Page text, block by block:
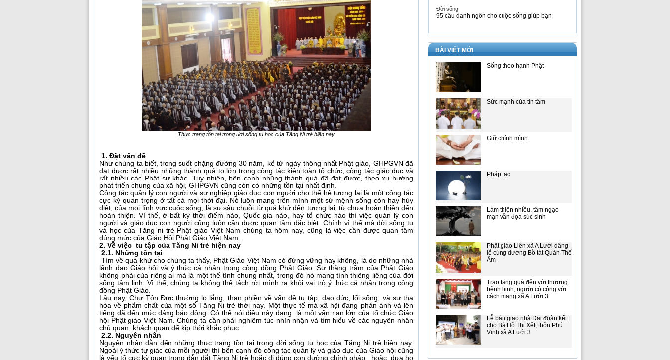
Thực trạng tồn tại trong đời sống tu học của Tăng Ni trẻ hiện nay
1. Đặt vấn đề
Như chúng ta biết, trong suốt chặng đường 30 năm, kể từ ngày thông nhất Phật giáo, GHPGVN đã
đạt được rất nhiều những thành quả to lớn trong công tác kiện toàn tổ chức, công tác giáo dục và
rất nhiều các Phật sự khác. Tuy nhiên, bên cạnh nhũng thành quả đã đạt được, theo xu hướng
phát triển chung của xã hội, GHPGVN cũng còn có những tồn tại nhất định.
Công tác quản lý con người và sự nghiệp giáo dục con người cho thế hệ tương lai là một công tác
cực kỳ quan trọng ở tất cả mọi thời đại. Nó luôn mang trên mình một sứ mệnh sống còn hay hủy
diệt, của mọi lĩnh vực cuộc sống, là sự sâu chuỗi từ quá khứ đến tương lai, từ chưa hoàn thiện đến
hoàn thiện. Vì thế, ở bất kỳ thời điểm nào, Quốc gia nào, hay tổ chức nào thì việc quản lý con
người và giáo dục con người cũng luôn cần được quan tâm đặc biệt. Chính vì thế mà đời sống tu
và học của Tăng ni trẻ Phật giáo Việt Nam chúng ta hôm nay, cũng là việc cần được quan tâm
đúng mức của Giáo Hội Phật Giáo Việt Nam.
2. Về việc tu tập của Tăng Ni trẻ hiện nay
2.1. Những tồn tại
Tìm về quá khứ cho chúng ta thấy, Phật Giáo Việt Nam có đứng vững hay không, là do những nhà
lãnh đạo Giáo hội và ý thức cá nhân trong cộng đồng Phật Giáo. Sự thăng trầm của Phật Giáo
không phải của riêng ai mà là một thể tính chung nhất, trong đó nó mang tính thiêng liêng của đời
sống tâm linh. Vì thế, chúng ta không thể tách rời mình ra khỏi vai trò ý thức cá nhân trong cộng
đồng Phật Giáo.
Lâu nay, Chư Tôn Đức thường lo lắng, than phiền về vấn đề tu tập, đạo đức, lối sống, và sự tha
hóa về phẩm chất của một số Tăng Ni trẻ thời nay. Một thực tế mà xã hội đang phản ánh và lên
tiếng đã đến mức đáng báo động. Có thể nói điều này đang là một vấn nạn lớn của tổ chức Giáo
hội Phật giáo Việt Nam. Chúng ta cần phải nghiêm túc nhìn nhận và tìm hiểu về các nguyên nhân
chủ quan, khách quan để kịp thời khắc phục.
2.2. Nguyên nhân
Nguyên nhân dẫn đến những thực trạng tồn tại trong đời sống tu học của Tăng Ni trẻ hiện nay.
Ngoài ý thức tự giác của mỗi người thì bên cạnh đó công tác quản lý và giáo dục của Giáo hội cũng
là yếu tố cực kỳ quan trọng dẫn dắt Tăng Ni trẻ hoặc đi đúng con đường chính pháp, hoặc đưa họ
Đời sống
95 câu danh ngôn cho cuộc sống giúp bạn
BÀI VIẾT MỚI
Sống theo hạnh Phật
Sức mạnh của tín tâm
Giữ chính mình
Pháp lạc
Làm thiện nhiều, tâm ngạo
mạn vẫn đọa súc sinh
Phật giáo Liên xã A Lưới dâng
lễ cúng dường Bồ tát Quán Thế
Âm
Trao tặng quà đến với thương
bệnh binh, người có công với
cách mạng xã A Lưới 3
Lễ bàn giao nhà Đại đoàn kết
cho Bà Hồ Thị Xết, thôn Phú
Vinh xã A Lưới 3